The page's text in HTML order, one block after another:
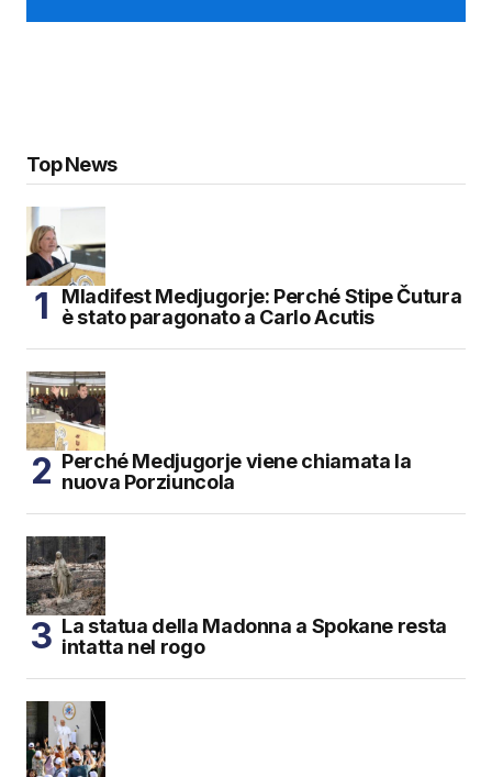
Top News
Mladifest Medjugorje: Perché Stipe Čutura
è stato paragonato a Carlo Acutis
Perché Medjugorje viene chiamata la
nuova Porziuncola
La statua della Madonna a Spokane resta
intatta nel rogo